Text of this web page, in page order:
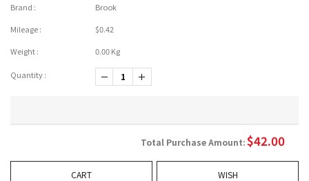
Brand :
Brook
Mileage :
$0.42
Weight :
0.00 Kg
Quantity : +1
-1
Total Purchase Amount:$42.00
CART WISH